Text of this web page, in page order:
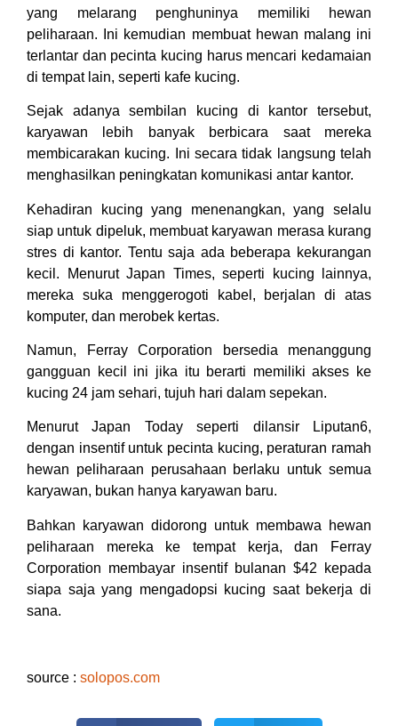
yang melarang penghuninya memiliki hewan
peliharaan. Ini kemudian membuat hewan malang ini
terlantar dan pecinta kucing harus mencari kedamaian
di tempat lain, seperti kafe kucing.
Sejak adanya sembilan kucing di kantor tersebut,
karyawan lebih banyak berbicara saat mereka
membicarakan kucing. Ini secara tidak langsung telah
menghasilkan peningkatan komunikasi antar kantor.
Kehadiran kucing yang menenangkan, yang selalu
siap untuk dipeluk, membuat karyawan merasa kurang
stres di kantor. Tentu saja ada beberapa kekurangan
kecil. Menurut Japan Times, seperti kucing lainnya,
mereka suka menggerogoti kabel, berjalan di atas
komputer, dan merobek kertas.
Namun, Ferray Corporation bersedia menanggung
gangguan kecil ini jika itu berarti memiliki akses ke
kucing 24 jam sehari, tujuh hari dalam sepekan.
Menurut Japan Today seperti dilansir Liputan6,
dengan insentif untuk pecinta kucing, peraturan ramah
hewan peliharaan perusahaan berlaku untuk semua
karyawan, bukan hanya karyawan baru.
Bahkan karyawan didorong untuk membawa hewan
peliharaan mereka ke tempat kerja, dan Ferray
Corporation membayar insentif bulanan $42 kepada
siapa saja yang mengadopsi kucing saat bekerja di
sana.
source : solopos.com